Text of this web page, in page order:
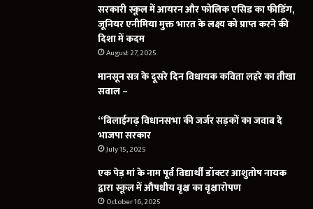
सरकारी स्कूल में आयरन और फोलिक एसिड का फीडिंग,
जूनियर एनीमिया मुक्त भारत के लक्ष्य को प्राप्त करने की
दिशा में कदम
August 27, 2025
मानसून सत्र के दूसरे दिन विधायक कविता लहरे का तीखा
सवाल –
“बिलाईगढ़ विधानसभा की जर्जर सड़कों का जवाब दे
भाजपा सरकार
July 15, 2025
एक पेड़ मां के नाम पूर्व विद्यार्थी डॉक्टर आशुतोष नायक
द्वारा स्कूल में औषधीय वृक्ष का वृक्षारोपण
October 16, 2025